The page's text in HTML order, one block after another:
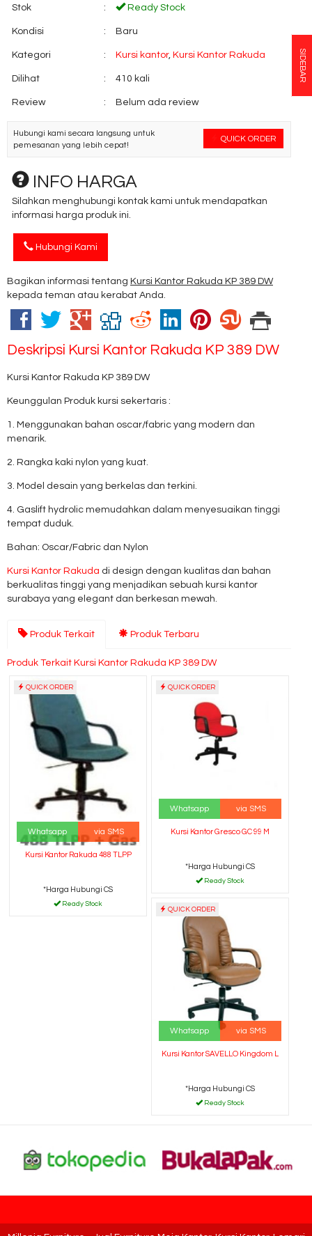
Stok : Ready Stock
Kondisi : Baru
Kategori : Kursi kantor, Kursi Kantor Rakuda
Dilihat : 410 kali
Review : Belum ada review
QUICK ORDER
Hubungi kami secara langsung untuk
pemesanan yang lebih cepat!
INFO HARGA
Silahkan menghubungi kontak kami untuk mendapatkan
informasi harga produk ini.
Hubungi Kami
Bagikan informasi tentang Kursi Kantor Rakuda KP 389 DW
kepada teman atau kerabat Anda.
Deskripsi Kursi Kantor Rakuda KP 389 DW
Kursi Kantor Rakuda KP 389 DW
Keunggulan Produk kursi sekertaris :
1. Menggunakan bahan oscar/fabric yang modern dan
menarik.
2. Rangka kaki nylon yang kuat.
3. Model desain yang berkelas dan terkini.
4. Gaslift hydrolic memudahkan dalam menyesuaikan tinggi
tempat duduk.
Bahan: Oscar/Fabric dan Nylon
Kursi Kantor Rakuda di design dengan kualitas dan bahan
berkualitas tinggi yang menjadikan sebuah kursi kantor
surabaya yang elegant dan berkesan mewah.
Produk Terkait Produk Terbaru
Produk Terkait Kursi Kantor Rakuda KP 389 DW
QUICK ORDER
Whatsapp via SMS
Kursi Kantor Rakuda 488 TLPP
*Harga Hubungi CS
Ready Stock
QUICK ORDER
Whatsapp via SMS
Kursi Kantor Gresco GC 99 M
*Harga Hubungi CS
Ready Stock
QUICK ORDER
Whatsapp via SMS
Kursi Kantor SAVELLO Kingdom L
*Harga Hubungi CS
Ready Stock
SIDEBAR